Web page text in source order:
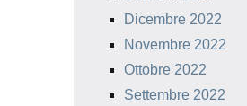
Dicembre 2022
Novembre 2022
Ottobre 2022
Settembre 2022